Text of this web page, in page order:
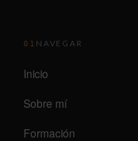
01 NAVEGAR
Inicio
Sobre mí
Formación